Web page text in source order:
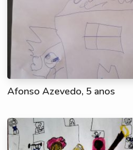
Afonso Azevedo, 5 anos